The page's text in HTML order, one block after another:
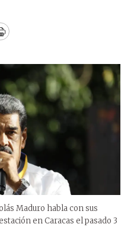
Print
Maduro habla con sus
en Caracas el pasado 3